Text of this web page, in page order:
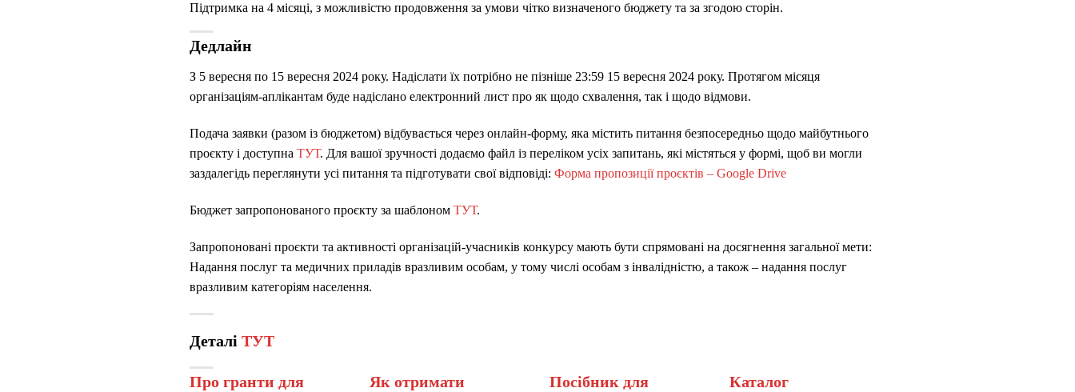
Підтримка на 4 місяці, з можливістю продовження за умови чітко визначеного бюджету та за згодою сторін.
Дедлайн
З 5 вересня по 15 вересня 2024 року. Надіслати їх потрібно не пізніше 23:59 15 вересня 2024 року. Протягом місяця
організаціям-аплікантам буде надіслано електронний лист про як щодо схвалення, так і щодо відмови.
Подача заявки (разом із бюджетом) відбувається через онлайн-форму, яка містить питання безпосередньо щодо майбутнього
проєкту і доступна ТУТ. Для вашої зручності додаємо файл із переліком усіх запитань, які містяться у формі, щоб ви могли
заздалегідь переглянути усі питання та підготувати свої відповіді: Форма пропозиції проєктів – Google Drive
Бюджет запропонованого проєкту за шаблоном ТУТ.
Запропоновані проєкти та активності організацій-учасників конкурсу мають бути спрямовані на досягнення загальної мети:
Надання послуг та медичних приладів вразливим особам, у тому числі особам з інвалідністю, а також – надання послуг
вразливим категоріям населення.
Деталі ТУТ
Про гранти для
Як отримати
Посібник для
Каталог